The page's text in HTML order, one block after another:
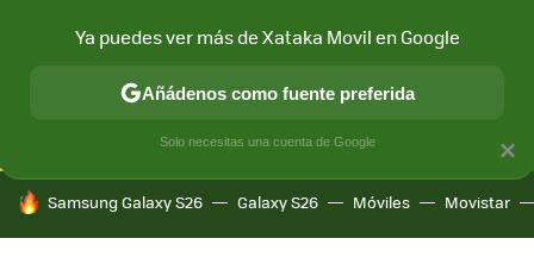
CONECTIVIDAD MÓVIL Y SOCIEDAD APLICACIONES
HOY SE HABLA DE
Samsung Galaxy S26 Galaxy S26 Móviles Movistar
×
Ya puedes ver más de Xataka Movil en Google
Añádenos como fuente preferida
Solo necesitas una cuenta de Google